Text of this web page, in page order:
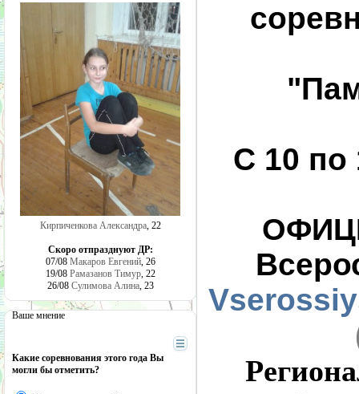
Кирпиченкова Александра, 22
Скоро отпразднуют ДР:
07/08 Макаров Евгений, 26
19/08 Рамазанов Тимур, 22
26/08 Сулимова Алина, 23
Ваше мнение
Какие соревнования этого года Вы
могли бы отметить?
С 10 по